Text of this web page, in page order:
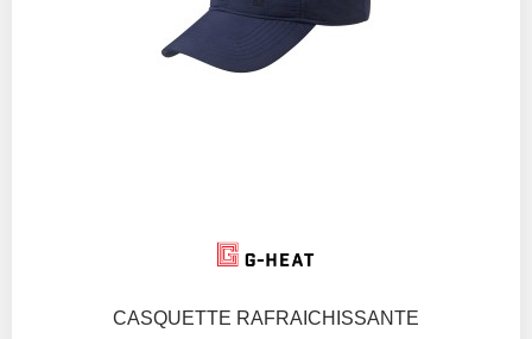
CASQUETTE RAFRAICHISSANTE